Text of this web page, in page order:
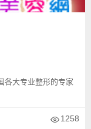
各大专业整形的专家
1258